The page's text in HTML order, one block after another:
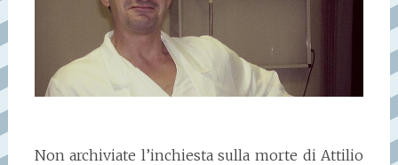
Non archiviate l’inchiesta sulla morte di Attilio